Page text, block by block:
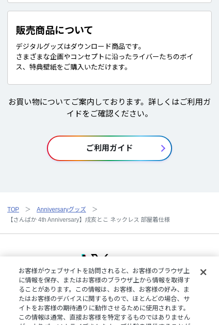
販売商品について
デジタルグッズはダウンロード商品です。
さまざまな企画やコンセプトに沿ったライバーたちのボイ
ス、特典壁紙をご購入いただけます。
お買い物についてご案内しております。詳しくはご利用ガ
イドをご確認ください。
ご利用ガイド
TOP
Anniversaryグッズ
【さんばか 4th Anniversary】戌亥とこ ネックレス 部屋着仕様
ご利用規約プライバシーポリシー
特定商取引法に基づく表記
ご利用ガイドよくある質問お問い合わせにじさんじ公式サイト
クッキーの詳細
お客様がウェブサイトを訪問されると、お客様のブラウザ上
に情報を保存、またはお客様のブラウザ上から情報を取得す
ることがあります。この情報は、お客様、お客様の好み、ま
たはお客様のデバイスに関するもので、ほとんどの場合、サ
イトをお客様の期待通りに動作させるために使用されます。
この情報は通常、直接お客様を特定するものではありません